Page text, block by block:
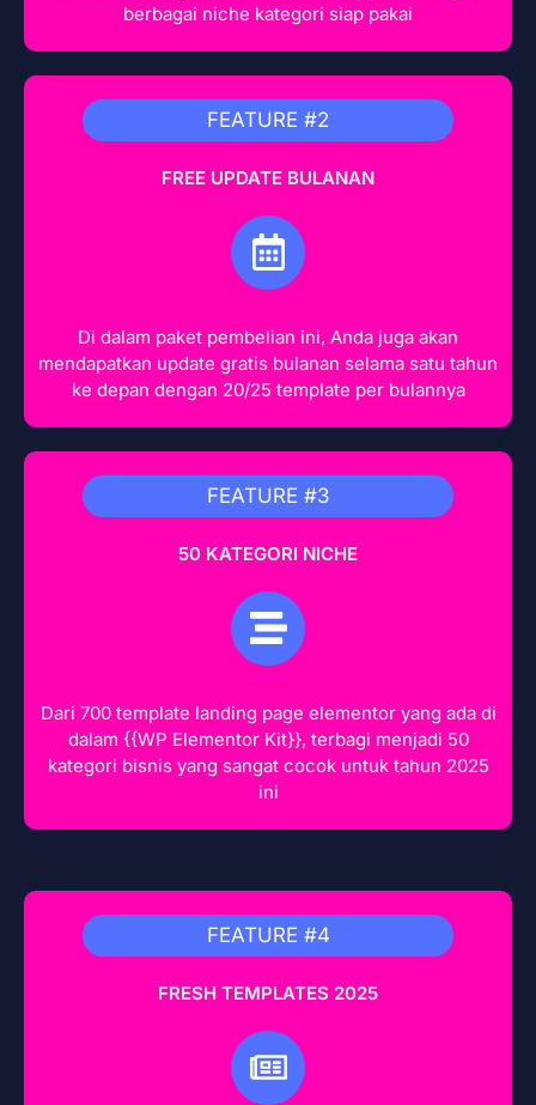
berbagai niche kategori siap pakai
FEATURE #2
FREE UPDATE BULANAN
Di dalam paket pembelian ini, Anda juga akan
mendapatkan update gratis bulanan selama satu tahun
ke depan dengan 20/25 template per bulannya
FEATURE #3
50 KATEGORI NICHE
Dari 700 template landing page elementor yang ada di
dalam {{WP Elementor Kit}}, terbagi menjadi 50
kategori bisnis yang sangat cocok untuk tahun 2025
ini
FEATURE #4
FRESH TEMPLATES 2025